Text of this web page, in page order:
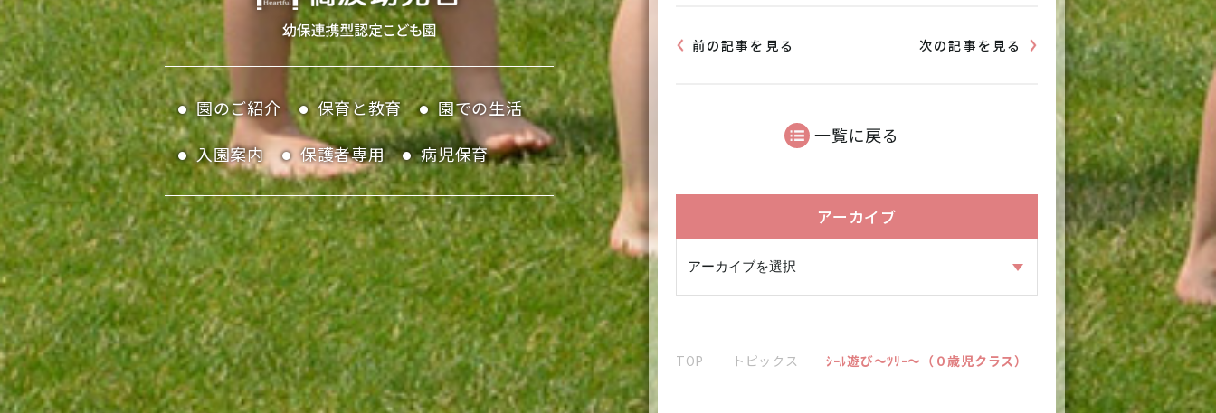
園のご紹介 保育と教育
園での生活
入園案内
保護者専用 病児保育
前の記事を見る 次の記事を見る
一覧に戻る
アーカイブ
TOP トピックス ｼｰﾙ遊び～ﾂﾘｰ～（０歳児クラス）